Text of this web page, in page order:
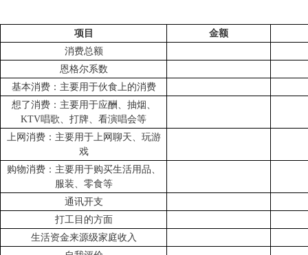
项目
金额
消费总额
恩格尔系数
基本消费：主要用于伙食上的消费
想了消费：主要用于应酬、抽烟、
KTV唱歌、打牌、看演唱会等
上网消费：主要用于上网聊天、玩游
戏
购物消费：主要用于购买生活用品、
服装、零食等
通讯开支
打工目的方面
生活资金来源级家庭收入